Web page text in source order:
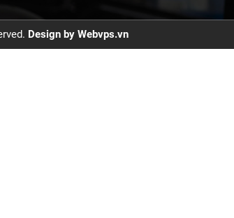
Design by Webvps.vn